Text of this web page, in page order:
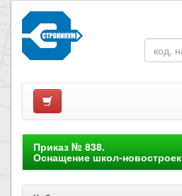
Приказ № 838.
Оснащение школ-новостроек